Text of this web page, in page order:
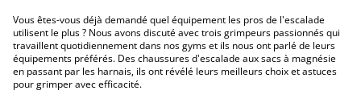
Vous êtes-vous déjà demandé quel équipement les pros de l'escalade
utilisent le plus ? Nous avons discuté avec trois grimpeurs passionnés qui
travaillent quotidiennement dans nos gyms et ils nous ont parlé de leurs
équipements préférés. Des chaussures d'escalade aux sacs à magnésie
en passant par les harnais, ils ont révélé leurs meilleurs choix et astuces
pour grimper avec efficacité.